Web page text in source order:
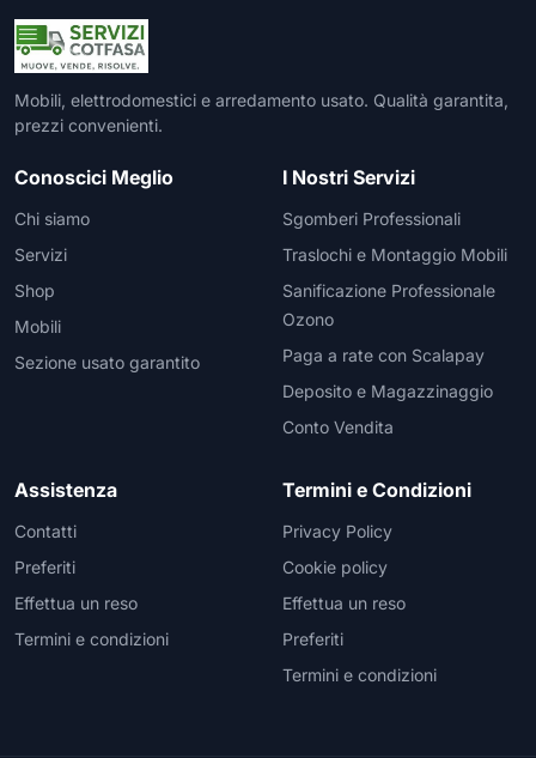
Mobili, elettrodomestici e arredamento usato. Qualità garantita,
prezzi convenienti.
Conoscici Meglio
Chi siamo
Servizi
Shop
Mobili
Sezione usato garantito
I Nostri Servizi
Sgomberi Professionali
Traslochi e Montaggio Mobili
Sanificazione Professionale
Ozono
Paga a rate con Scalapay
Deposito e Magazzinaggio
Conto Vendita
Assistenza
Contatti
Preferiti
Effettua un reso
Termini e condizioni
Termini e Condizioni
Privacy Policy
Cookie policy
Effettua un reso
Preferiti
Termini e condizioni